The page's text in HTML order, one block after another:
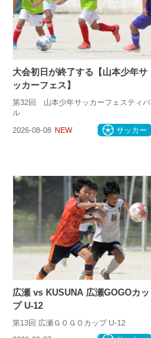
大会初日が終了する【山本少年サ
ッカーフェス】
第32回 山本少年サッカーフェスティバ
ル
2026-08-08 NEW サッカー
広瀬 vs KUSUNA 広瀬GOGOカッ
プ U-12
第13回 広瀬ＧＯＧＯカップ U-12